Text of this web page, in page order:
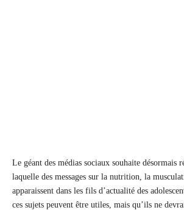
Le géant des médias sociaux souhaite désormais
laquelle des messages sur la nutrition, la
apparaissent dans les fils d’actualité des
ces sujets peuvent être utiles, mais qu’ils ne